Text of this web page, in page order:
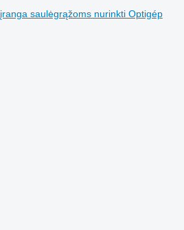
įranga saulėgrąžoms nurinkti Optigép